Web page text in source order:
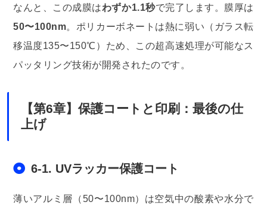
なんと、この成膜はわずか1.1秒で完了します。膜厚は
50〜100nm。ポリカーボネートは熱に弱い（ガラス転
移温度135〜150℃）ため、この超高速処理が可能なス
パッタリング技術が開発されたのです。
【第6章】保護コートと印刷：最後の仕
上げ
6-1. UVラッカー保護コート
薄いアルミ層（50〜100nm）は空気中の酸素や水分で